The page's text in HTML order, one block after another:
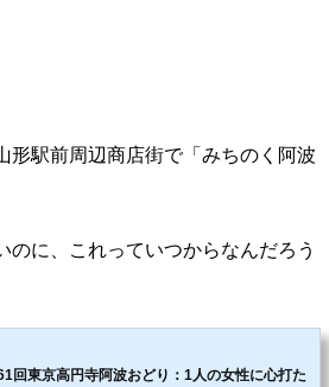
形駅前周辺商店街で「みちのく阿波
のに、これっていつからなんだろう
回東京高円寺阿波おどり：1人の女性に心打た